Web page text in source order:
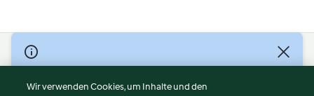
© Copyright 2026
Nutzungsbedingungen
Wir verwenden Cookies, um Inhalte und den